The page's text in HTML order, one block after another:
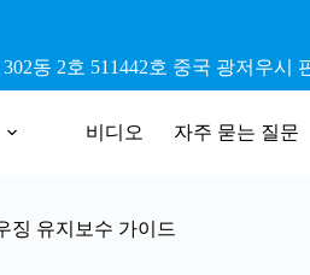
동 2호 511442호 중국 광저우시
비디오 자주 묻는 질문
징 유지보수 가이드